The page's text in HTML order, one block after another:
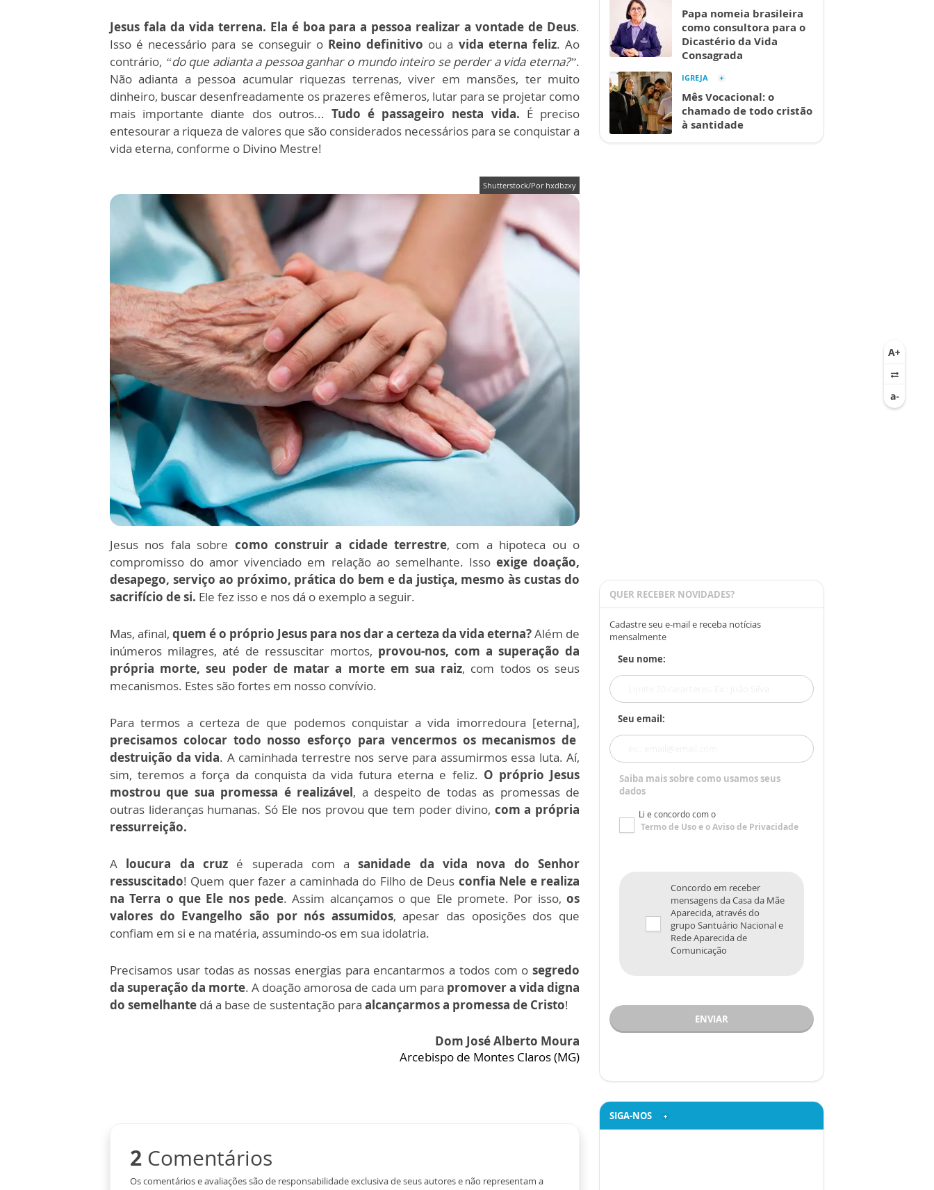
Jesus fala da vida terrena. Ela é boa para a pessoa realizar a vontade de Deus.
Isso é necessário para se conseguir o Reino definitivo ou a vida eterna feliz. Ao
contrário, “do que adianta a pessoa ganhar o mundo inteiro se perder a vida eterna?”.
Não adianta a pessoa acumular riquezas terrenas, viver em mansões, ter muito
dinheiro, buscar desenfreadamente os prazeres efêmeros, lutar para se projetar como
mais importante diante dos outros... Tudo é passageiro nesta vida. É preciso
entesourar a riqueza de valores que são considerados necessários para se conquistar a
vida eterna, conforme o Divino Mestre!
Shutterstock/Por hxdbzxy
Jesus nos fala sobre como construir a cidade terrestre, com a hipoteca ou o
compromisso do amor vivenciado em relação ao semelhante. Isso exige doação,
desapego, serviço ao próximo, prática do bem e da justiça, mesmo às custas do
sacrifício de si. Ele fez isso e nos dá o exemplo a seguir.
Mas, afinal, quem é o próprio Jesus para nos dar a certeza da vida eterna?Além de
inúmeros milagres, até de ressuscitar mortos, provou-nos, com a superação da
própria morte, seu poder de matar a morte em sua raiz, com todos os seus
mecanismos. Estes são fortes em nosso convívio.
Para termos a certeza de que podemos conquistar a vida imorredoura [eterna],
precisamos colocar todo nosso esforço para vencermos os mecanismos de
destruição da vida. A caminhada terrestre nos serve para assumirmos essa luta. Aí,
sim, teremos a força da conquista da vida futura eterna e feliz. O próprio Jesus
mostrou que sua promessa é realizável, a despeito de todas as promessas de
outras lideranças humanas. Só Ele nos provou que tem poder divino, com a própria
ressurreição.
A loucura da cruzé superada com asanidade da vida nova do Senhor
ressuscitado! Quem quer fazer a caminhada do Filho de Deus confia Nele e realiza
na Terra o que Ele nos pede. Assim alcançamos o que Ele promete. Por isso, os
valores do Evangelho são por nós assumidos, apesar das oposições dos que
confiam em si e na matéria, assumindo-os em sua idolatria.
Precisamos usar todas as nossas energias para encantarmos a todos com o segredo
da superação da morte. A doação amorosa de cada um para promover a vida digna
do semelhante dá a base de sustentação para alcançarmos a promessa de Cristo!
Dom José Alberto Moura
Arcebispo de Montes Claros (MG)
2 Comentários
Os comentários e avaliações são de responsabilidade exclusiva de seus autores e não representam a
Papa nomeia brasileira
como consultora para o
Dicastério da Vida
Consagrada
IGREJA
Mês Vocacional: o
chamado de todo cristão
à santidade
QUER RECEBER NOVIDADES?
Cadastre seu e-mail e receba notícias
mensalmente
Seu nome:
Seu email:
Saiba mais sobre como usamos seus
dados
Li e concordo com o
Termo de Usoe oAviso de Privacidade
Concordo em receber
mensagens da Casa da Mãe
Aparecida, através do
grupo Santuário Nacional e
Rede Aparecida de
Comunicação
ENVIAR
SIGA-NOS